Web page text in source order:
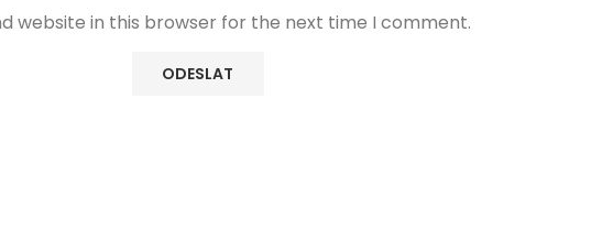
website in this browser for the next time I comment.